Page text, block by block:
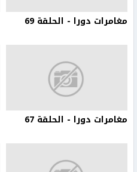
مغامرات دورا - الحلقة 69
مغامرات دورا - الحلقة 67